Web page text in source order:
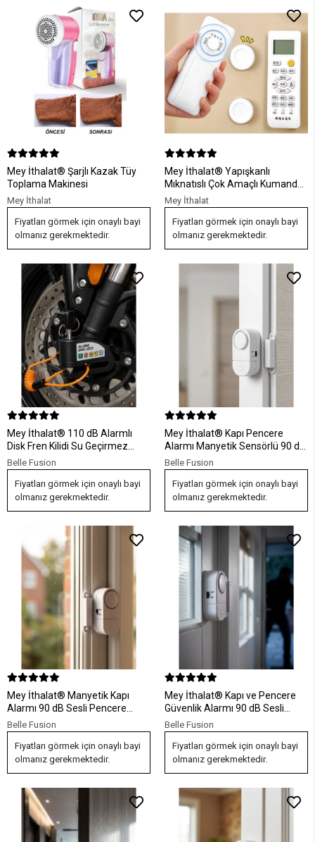
Mey İthalat® Şarjlı Kazak Tüy
Toplama Makinesi
Mey İthalat
Fiyatları görmek için onaylı bayi
olmanız gerekmektedir.
Mey İthalat® Yapışkanlı
Mıknatıslı Çok Amaçlı Kumanda
ve Telefon Tutucu
Mey İthalat
Fiyatları görmek için onaylı bayi
olmanız gerekmektedir.
Mey İthalat® 110 dB Alarmlı
Disk Fren Kilidi Su Geçirmez
Çelik Motosiklet Güvenlik Kilidi
Belle Fusion
Fiyatları görmek için onaylı bayi
olmanız gerekmektedir.
Mey İthalat® Kapı Pencere
Alarmı Manyetik Sensörlü 90 dB
Güçlü Sesli Güvenlik Alarm
Sistemi
Belle Fusion
Fiyatları görmek için onaylı bayi
olmanız gerekmektedir.
Mey İthalat® Manyetik Kapı
Alarmı 90 dB Sesli Pencere
Güvenlik Alarmı Kolay Kurulumlu
Belle Fusion
Fiyatları görmek için onaylı bayi
olmanız gerekmektedir.
Mey İthalat® Kapı ve Pencere
Güvenlik Alarmı 90 dB Sesli
Manyetik Sensörlü Taşınabilir
Belle Fusion
Fiyatları görmek için onaylı bayi
olmanız gerekmektedir.